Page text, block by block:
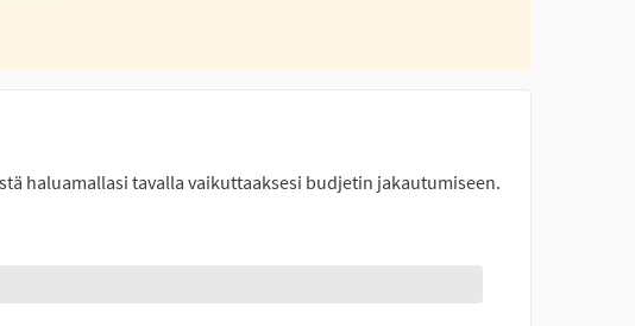
haluamallasi tavalla vaikuttaaksesi budjetin jakautumiseen.